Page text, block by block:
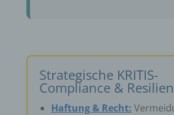
Strategische KRITIS-
Compliance &
Haftung & Recht: